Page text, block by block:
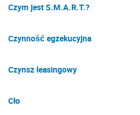
Czym jest S.M.A.R.T.?
Czynność egzekucyjna
Czynsz leasingowy
Cło